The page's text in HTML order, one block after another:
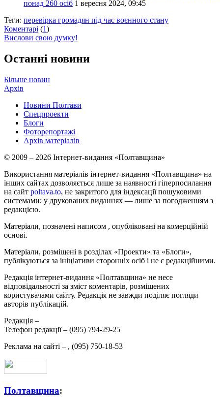
понад 260 осіб 1 вересня 2024, 09:45
Теги: перевірка громадян під час воєнного стану
Коментарі (1)
Вислови свою думку!
Останні новини
Більше новин
Архів
Новини Полтави
Спецпроекти
Блоги
Фоторепортажі
Архів матеріалів
© 2009 – 2026 Інтернет-видання «Полтавщина»
Використання матеріалів інтернет-видання «Полтавщина» на
інших сайтах дозволяється лише за наявності гіперпосилання
на сайт poltava.to, не закритого для індексації пошуковими
системами; у друкованих виданнях — лише за погодженням з
редакцією.
Матеріали, позначені написом , опубліковані на комерційній
основі.
Матеріали, розміщені в розділах «Проекти» та «Блоги»,
публікуються за ініціативи сторонніх осіб і не є редакційними.
Редакція інтернет-видання «Полтавщина» не несе
відповідальності за зміст коментарів, розміщених
користувачами сайту. Редакція не завжди поділяє погляди
авторів публікацій.
Редакція –
Телефон редакції – (095) 794-29-25
Реклама на сайті – , (095) 750-18-53
Полтавщина: